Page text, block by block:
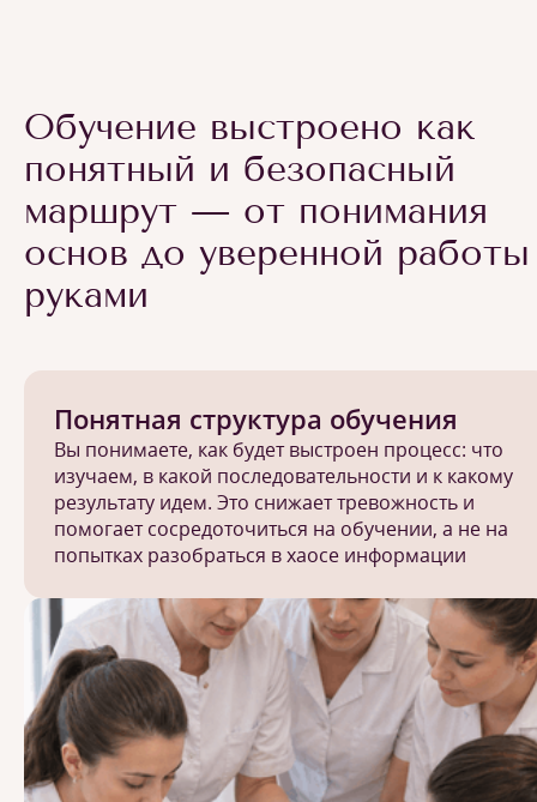
Обучение выстроено как
понятный и безопасный
маршрут — от понимания
основ до уверенной работы
руками
Понятная структура обучения
Вы понимаете, как будет выстроен процесс: что
изучаем, в какой последовательности и к какому
результату идем. Это снижает тревожность и
помогает сосредоточиться на обучении, а не на
попытках разобраться в хаосе информации